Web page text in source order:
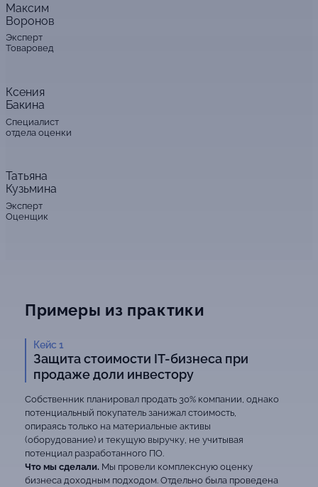
Максим
Воронов
Эксперт
Товаровед
Ксения
Бакина
Специалист
отдела оценки
Татьяна
Кузьмина
Эксперт
Оценщик
Примеры из практики
Кейс 1
Защита стоимости IT-бизнеса при
продаже доли инвестору
Собственник планировал продать 30% компании, однако
потенциальный покупатель занижал стоимость,
опираясь только на материальные активы
(оборудование) и текущую выручку, не учитывая
потенциал разработанного ПО.
Что мы сделали.Мы провели комплексную оценку
бизнеса доходным подходом. Отдельно была проведена